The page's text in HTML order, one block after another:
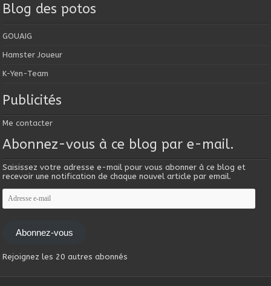
Blog des potos
GOUAIG
Hamster Joueur
K-Yen-Team
Publicités
Me contacter
Abonnez-vous à ce blog par e-mail.
Saisissez votre adresse e-mail pour vous abonner à ce blog et
recevoir une notification de chaque nouvel article par email.
Adresse
e-
mail
Abonnez-vous
Rejoignez les 20 autres abonnés